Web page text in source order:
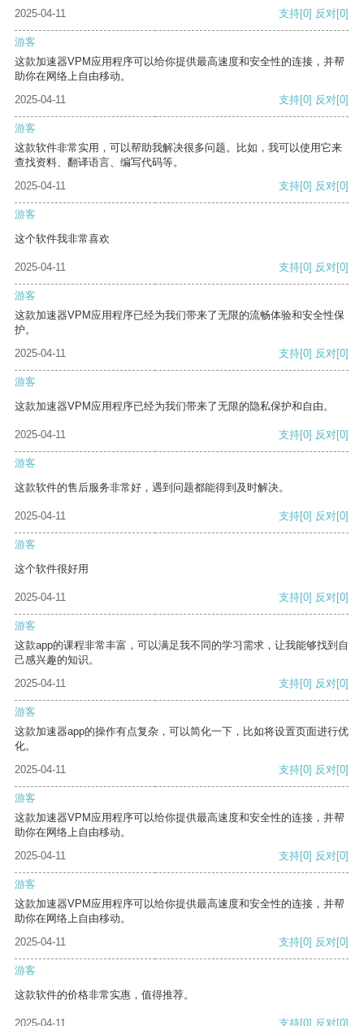
2025-04-11 支持[0] 反对[0]
游客
这款加速器VPM应用程序可以给你提供最高速度和安全性的连接，并帮
助你在网络上自由移动。
2025-04-11
支持[0] 反对[0]
游客
这款软件非常实用，可以帮助我解决很多问题。比如，我可以使用它来
查找资料、翻译语言、编写代码等。
2025-04-11
支持[0] 反对[0]
游客
这个软件我非常喜欢
2025-04-11 支持[0] 反对[0]
游客
这款加速器VPM应用程序已经为我们带来了无限的流畅体验和安全性保
护。
2025-04-11
支持[0] 反对[0]
游客
这款加速器VPM应用程序已经为我们带来了无限的隐私保护和自由。
2025-04-11 支持[0] 反对[0]
游客
这款软件的售后服务非常好，遇到问题都能得到及时解决。
2025-04-11 支持[0] 反对[0]
游客
这个软件很好用
2025-04-11 支持[0] 反对[0]
游客
这款app的课程非常丰富，可以满足我不同的学习需求，让我能够找到自
己感兴趣的知识。
2025-04-11
支持[0] 反对[0]
游客
这款加速器app的操作有点复杂，可以简化一下，比如将设置页面进行优
化。
2025-04-11
支持[0] 反对[0]
游客
这款加速器VPM应用程序可以给你提供最高速度和安全性的连接，并帮
助你在网络上自由移动。
2025-04-11
支持[0] 反对[0]
游客
这款加速器VPM应用程序可以给你提供最高速度和安全性的连接，并帮
助你在网络上自由移动。
2025-04-11
支持[0] 反对[0]
游客
这款软件的价格非常实惠，值得推荐。
2025-04-11 支持[0] 反对[0]